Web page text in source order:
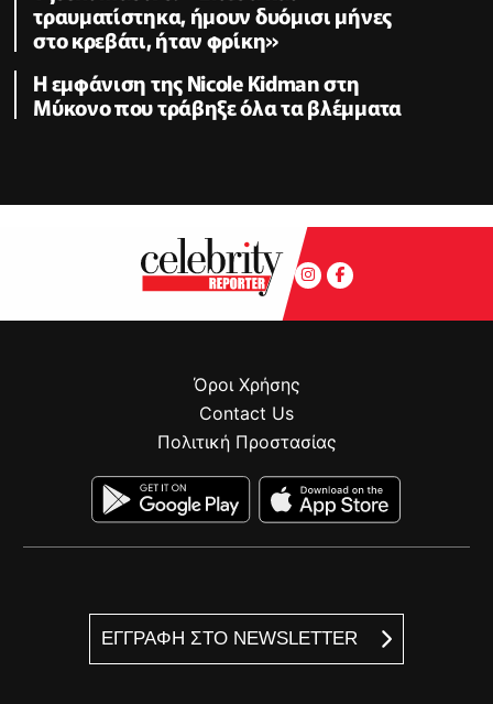
τραυματίστηκα, ήμουν δυόμισι μήνες
στο κρεβάτι, ήταν φρίκη»
Η εμφάνιση της Nicole Kidman στη
Μύκονο που τράβηξε όλα τα βλέμματα
ΕΓΓΡΑΦΗ ΣΤΟ NEWSLETTER
Όροι Χρήσης
Contact Us
Πολιτική Προστασίας